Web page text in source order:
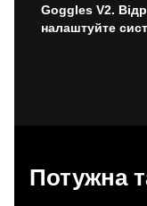
Goggles V2.
налаштуйте
Потужна